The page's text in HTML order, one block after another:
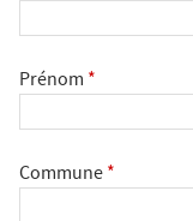
Prénom *
Commune *